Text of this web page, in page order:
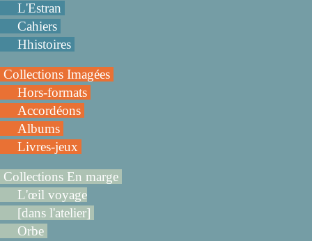
L'Estran
Cahiers
Hhistoires
Collections Imagées
Hors-formats
Accordéons
Albums
Livres-jeux
Collections En marge
L'œil voyage
[dans l'atelier]
Orbe